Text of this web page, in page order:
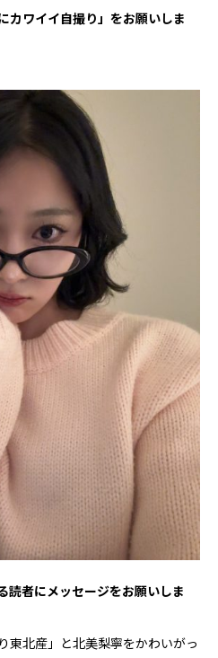
カワイイ自撮り」をお願いしま
読者にメッセージをお願いしま
東北産」と北美梨寧をかわいがっ